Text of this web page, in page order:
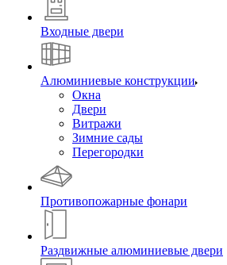
Входные двери
Алюминиевые конструкции
Окна
Двери
Витражи
Зимние сады
Перегородки
Противопожарные фонари
Раздвижные алюминиевые двери